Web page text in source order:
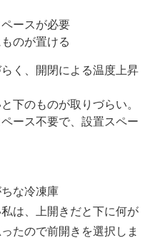
スが必要
置ける
、開閉による温度上昇
のが取りづらい。
要で、設置スペー
な冷凍庫
は、上開きだと下に何が
たので前開きを選択しま